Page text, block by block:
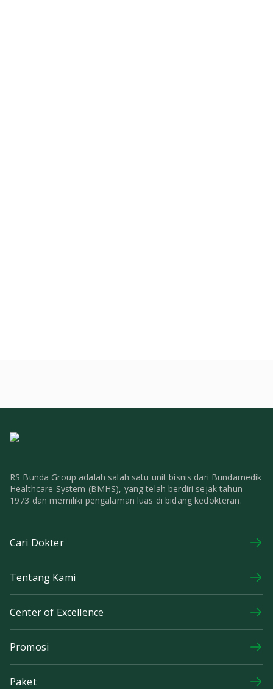
RS Bunda Group adalah salah satu unit bisnis dari Bundamedik
Healthcare System (BMHS), yang telah berdiri sejak tahun
1973 dan memiliki pengalaman luas di bidang kedokteran.
Cari Dokter
Tentang Kami
Center of Excellence
Promosi
Paket